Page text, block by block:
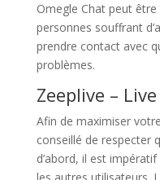
Omegle Chat peut
personnes souffrant
prendre contact avec
problèmes.
Zeeplive –
Afin de maximiser
conseillé de respecter
d’abord, il est